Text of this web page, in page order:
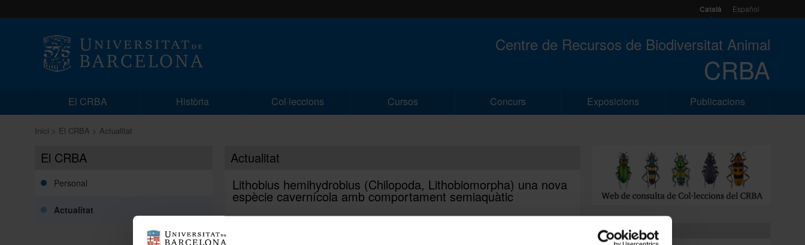
Català Español
Centre de Recursos de Biodiversitat Animal
CRBA
El CRBA Història Col·leccions Cursos Concurs Exposicions Publicacions
Inici El CRBA Actualitat
El CRBA
Personal
Actualitat
Actualitat
Lithobius hemihydrobius (Chilopoda, Lithobiomorpha) una nova
espècie cavernícola amb comportament semiaquàtic
Dreceres